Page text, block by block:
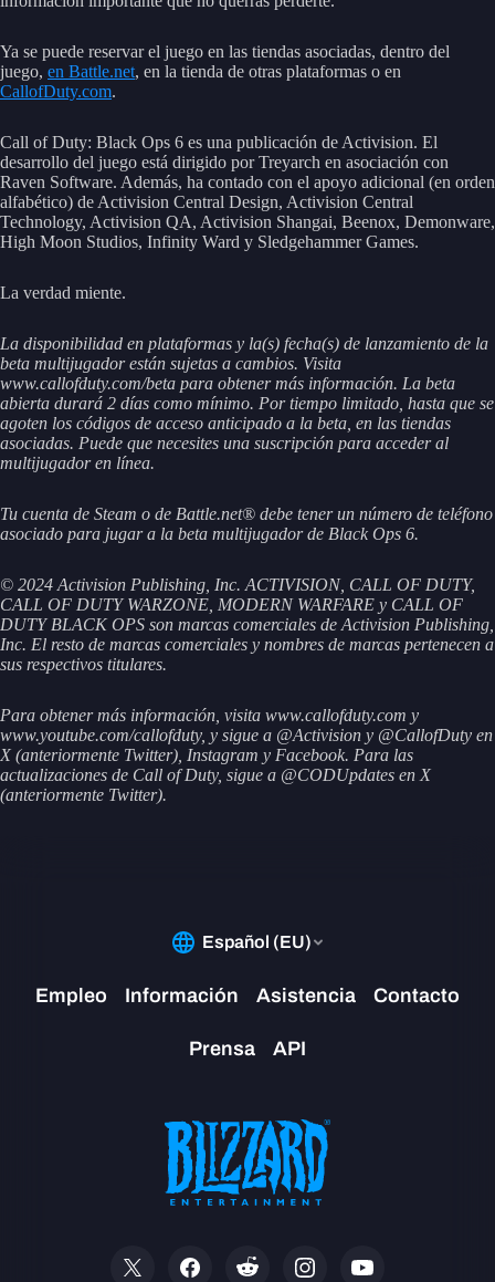
Ya se puede reservar el juego en las tiendas asociadas, dentro del
juego, en Battle.net, en la tienda de otras plataformas o en
CallofDuty.com.
Call of Duty: Black Ops 6 es una publicación de Activision. El
desarrollo del juego está dirigido por Treyarch en asociación con
Raven Software. Además, ha contado con el apoyo adicional (en orden
alfabético) de Activision Central Design, Activision Central
Technology, Activision QA, Activision Shangai, Beenox, Demonware,
High Moon Studios, Infinity Ward y Sledgehammer Games.
La verdad miente.
La disponibilidad en plataformas y la(s) fecha(s) de lanzamiento de la
beta multijugador están sujetas a cambios. Visita
www.callofduty.com/beta para obtener más información. La beta
abierta durará 2 días como mínimo. Por tiempo limitado, hasta que se
agoten los códigos de acceso anticipado a la beta, en las tiendas
asociadas. Puede que necesites una suscripción para acceder al
multijugador en línea.
Tu cuenta de Steam o de Battle.net® debe tener un número de teléfono
asociado para jugar a la beta multijugador de Black Ops 6.
© 2024 Activision Publishing, Inc. ACTIVISION, CALL OF DUTY,
CALL OF DUTY WARZONE, MODERN WARFARE y CALL OF
DUTY BLACK OPS son marcas comerciales de Activision Publishing,
Inc. El resto de marcas comerciales y nombres de marcas pertenecen a
sus respectivos titulares.
Para obtener más información, visita www.callofduty.com y
www.youtube.com/callofduty, y sigue a @Activision y @CallofDuty en
X (anteriormente Twitter), Instagram y Facebook. Para las
actualizaciones de Call of Duty, sigue a @CODUpdates en X
(anteriormente Twitter).